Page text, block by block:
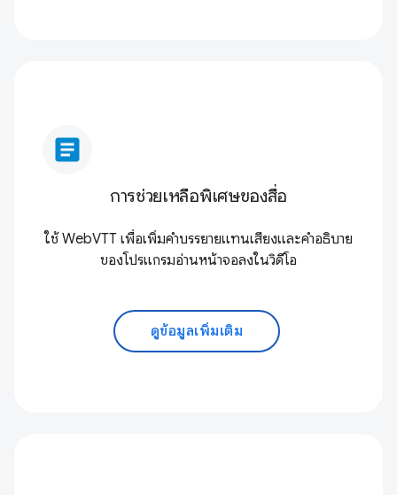
article
การช่วยเหลือพิเศษของสื่อ
ใช้ WebVTT เพื่อเพิ่มคำบรรยายแทนเสียงและคำอธิบาย
ของโปรแกรมอ่านหน้าจอลงในวิดีโอ
ดูข้อมูลเพิ่มเติม